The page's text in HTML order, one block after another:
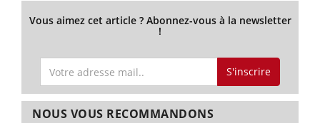
Vous aimez cet article ? Abonnez-vous à la newsletter
!
S'inscrire
NOUS VOUS RECOMMANDONS